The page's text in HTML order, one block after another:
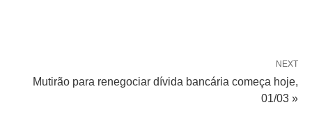
NEXT
Mutirão para renegociar dívida bancária começa hoje,
01/03 »